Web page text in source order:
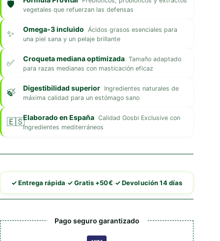
vegetales que refuerzan las defensas
Omega-3 incluido
Ácidos grasos esenciales para
una piel sana y un pelaje brillante
Croqueta mediana optimizada Tamaño adaptado
para razas medianas con masticación eficaz
Digestibilidad superior Ingredientes naturales de
máxima calidad para un estómago sano
Elaborado en España Calidad Gosbi Exclusive con
ingredientes mediterráneos
✓ Entrega rápida·✓ Gratis +50€·✓ Devolución 14 días
Pago seguro garantizado